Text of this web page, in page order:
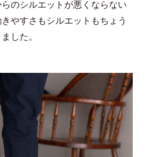
のシルエットが悪くならない
やすさもシルエットもちょう
した。